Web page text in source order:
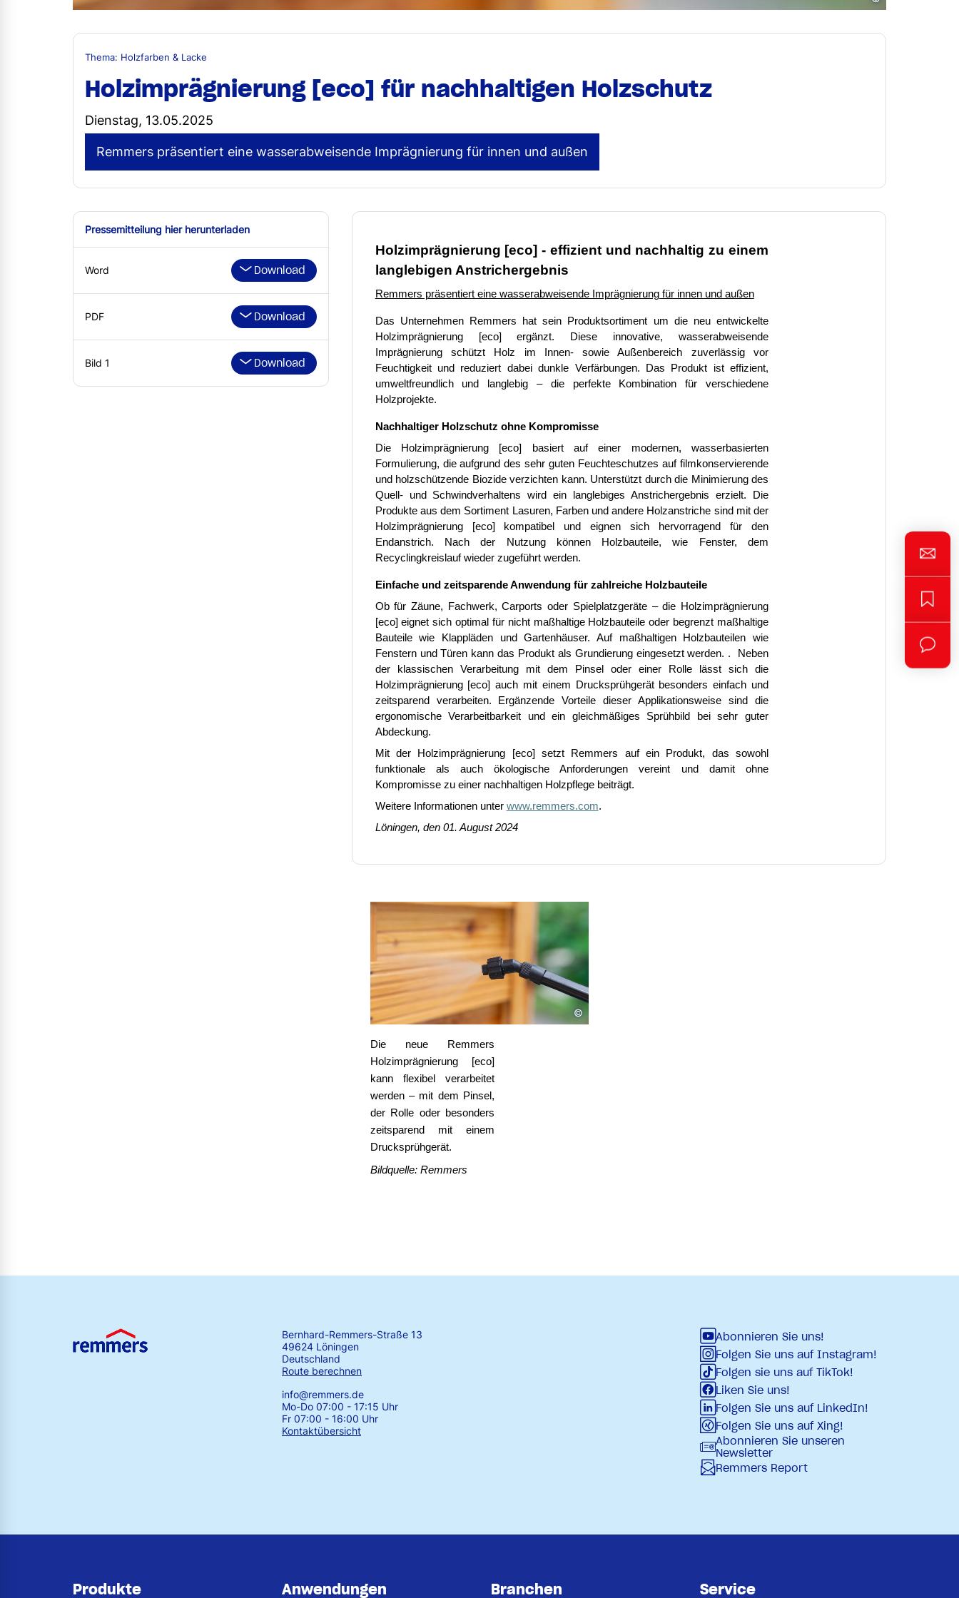
Thema: Holzfarben & Lacke
Holzimprägnierung [eco] für nachhaltigen Holzschutz
Dienstag, 13.05.2025
Remmers präsentiert eine wasserabweisende Imprägnierung für innen und außen
Pressemitteilung hier herunterladen
Word Download
PDF Download
Bild 1 Download
Holzimprägnierung [eco] - effizient und nachhaltig zu einem
langlebigen Anstrichergebnis
Remmers präsentiert eine wasserabweisende Imprägnierung für innen und außen
Das Unternehmen Remmers hat sein Produktsortiment um die neu entwickelte
Holzimprägnierung [eco] ergänzt. Diese innovative, wasserabweisende
Imprägnierung schützt Holz im Innen- sowie Außenbereich zuverlässig vor
Feuchtigkeit und reduziert dabei dunkle Verfärbungen. Das Produkt ist effizient,
umweltfreundlich und langlebig – die perfekte Kombination für verschiedene
Holzprojekte.
Nachhaltiger Holzschutz ohne Kompromisse
Die Holzimprägnierung [eco] basiert auf einer modernen, wasserbasierten
Formulierung, die aufgrund des sehr guten Feuchteschutzes auf filmkonservierende
und holzschützende Biozide verzichten kann. Unterstützt durch die Minimierung des
Quell- und Schwindverhaltens wird ein langlebiges Anstrichergebnis erzielt. Die
Produkte aus dem Sortiment Lasuren, Farben und andere Holzanstriche sind mit der
Holzimprägnierung [eco] kompatibel und eignen sich hervorragend für den
Endanstrich. Nach der Nutzung können Holzbauteile, wie Fenster, dem
Recyclingkreislauf wieder zugeführt werden.
Einfache und zeitsparende Anwendung für zahlreiche Holzbauteile
Ob für Zäune, Fachwerk, Carports oder Spielplatzgeräte – die Holzimprägnierung
[eco] eignet sich optimal für nicht maßhaltige Holzbauteile oder begrenzt maßhaltige
Bauteile wie Klappläden und Gartenhäuser. Auf maßhaltigen Holzbauteilen wie
Fenstern und Türen kann das Produkt als Grundierung eingesetzt werden. . Neben
der klassischen Verarbeitung mit dem Pinsel oder einer Rolle lässt sich die
Holzimprägnierung [eco] auch mit einem Drucksprühgerät besonders einfach und
zeitsparend verarbeiten. Ergänzende Vorteile dieser Applikationsweise sind die
ergonomische Verarbeitbarkeit und ein gleichmäßiges Sprühbild bei sehr guter
Abdeckung.
Mit der Holzimprägnierung [eco] setzt Remmers auf ein Produkt, das sowohl
funktionale als auch ökologische Anforderungen vereint und damit ohne
Kompromisse zu einer nachhaltigen Holzpflege beiträgt.
Weitere Informationen unter www.remmers.com.
Löningen, den 01. August 2024
Die neue Remmers
Holzimprägnierung [eco]
kann flexibel verarbeitet
werden – mit dem Pinsel,
der Rolle oder besonders
zeitsparend mit einem
Drucksprühgerät.
Bildquelle: Remmers
©
Bernhard-Remmers-Straße 13
49624 Löningen
Deutschland
Route berechnen
info@remmers.de
Mo-Do 07:00 - 17:15 Uhr
Fr 07:00 - 16:00 Uhr
Kontaktübersicht
Abonnieren Sie uns!
Folgen Sie uns auf Instagram!
Folgen sie uns auf TikTok!
Liken Sie uns!
Folgen Sie uns auf LinkedIn!
Folgen Sie uns auf Xing!
Abonnieren Sie unseren
Newsletter
Remmers Report
Produkte Anwendungen Branchen Service